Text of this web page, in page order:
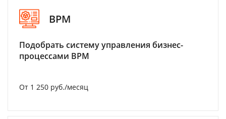
BPM
Подобрать систему управления бизнес-
процессами BPM
От 1 250 руб./месяц